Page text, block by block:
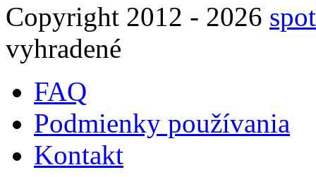
Copyright 2012 - 2026
vyhradené
FAQ
Podmienky používania
Kontakt